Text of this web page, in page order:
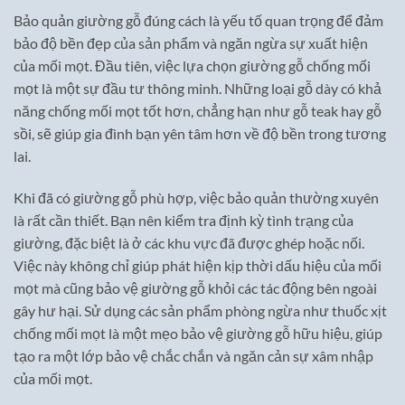
Bảo quản giường gỗ đúng cách là yếu tố quan trọng để đảm
bảo độ bền đẹp của sản phẩm và ngăn ngừa sự xuất hiện
của mối mọt. Đầu tiên, việc lựa chọn giường gỗ chống mối
mọt là một sự đầu tư thông minh. Những loại gỗ dày có khả
năng chống mối mọt tốt hơn, chẳng hạn như gỗ teak hay gỗ
sồi, sẽ giúp gia đình bạn yên tâm hơn về độ bền trong tương
lai.
Khi đã có giường gỗ phù hợp, việc bảo quản thường xuyên
là rất cần thiết. Bạn nên kiểm tra định kỳ tình trạng của
giường, đặc biệt là ở các khu vực đã được ghép hoặc nối.
Việc này không chỉ giúp phát hiện kịp thời dấu hiệu của mối
mọt mà cũng bảo vệ giường gỗ khỏi các tác động bên ngoài
gây hư hại. Sử dụng các sản phẩm phòng ngừa như thuốc xịt
chống mối mọt là một mẹo bảo vệ giường gỗ hữu hiệu, giúp
tạo ra một lớp bảo vệ chắc chắn và ngăn cản sự xâm nhập
của mối mọt.